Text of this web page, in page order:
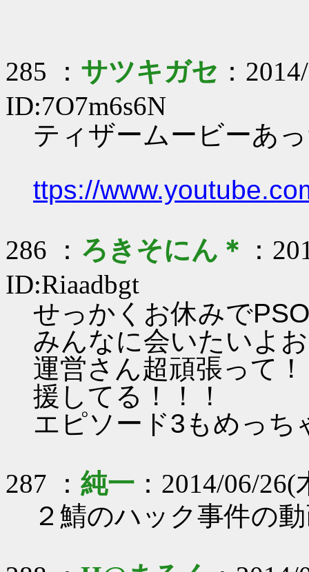
285 ： サツキガセ ：
ID:7O7m6s6N
ティザームービーあ
ttps://
286 ： ろきそにん＊
：
ID:Riaadbgt
せっかくお休みで
みんなに会いたいよ
運営さん超頑張って
援してる！！！
エピソード3もめっち
287 ： 純一 ：2014/06/
２鯖のハック事件の